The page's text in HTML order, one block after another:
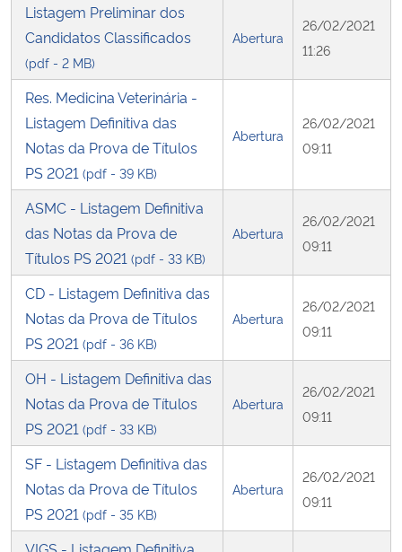
Listagem Preliminar dos
Candidatos Classificados
(pdf - 2 MB)
Abertura
26/02/2021
11:26
Res. Medicina Veterinária -
Listagem Definitiva das
Notas da Prova de Títulos
PS 2021 (pdf - 39 KB)
Abertura
26/02/2021
09:11
ASMC - Listagem Definitiva
das Notas da Prova de
Títulos PS 2021 (pdf - 33 KB)
Abertura
26/02/2021
09:11
CD - Listagem Definitiva das
Notas da Prova de Títulos
PS 2021 (pdf - 36 KB)
Abertura
26/02/2021
09:11
OH - Listagem Definitiva das
Notas da Prova de Títulos
PS 2021 (pdf - 33 KB)
Abertura
26/02/2021
09:11
SF - Listagem Definitiva das
Notas da Prova de Títulos
PS 2021 (pdf - 35 KB)
Abertura
26/02/2021
09:11